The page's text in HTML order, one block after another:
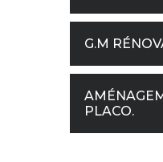
G.M
PLACO.